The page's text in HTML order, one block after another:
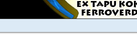
EX TAPU